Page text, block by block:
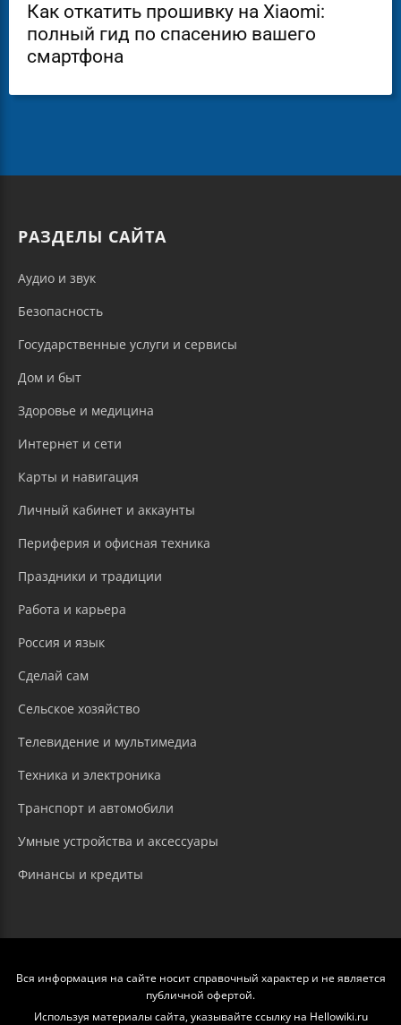
Как откатить прошивку на Xiaomi:
полный гид по спасению вашего
смартфона
РАЗДЕЛЫ САЙТА
Аудио и звук
Безопасность
Государственные услуги и сервисы
Дом и быт
Здоровье и медицина
Интернет и сети
Карты и навигация
Личный кабинет и аккаунты
Периферия и офисная техника
Праздники и традиции
Работа и карьера
Россия и язык
Сделай сам
Сельское хозяйство
Телевидение и мультимедиа
Техника и электроника
Транспорт и автомобили
Умные устройства и аксессуары
Финансы и кредиты
Вся информация на сайте носит справочный характер и не является
публичной офертой.
Используя материалы сайта, указывайте ссылку на Hellowiki.ru